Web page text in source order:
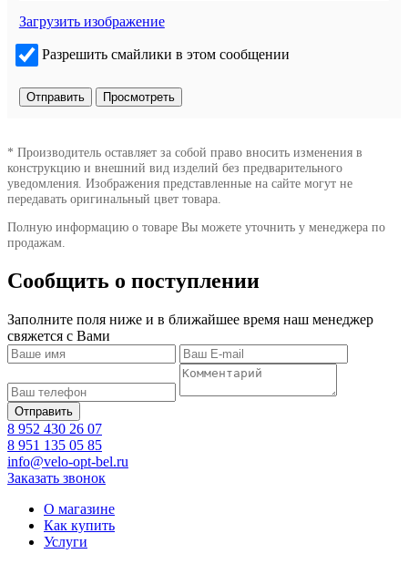
Загрузить изображение
Разрешить смайлики в этом сообщении
* Производитель оставляет за собой право вносить изменения в
конструкцию и внешний вид изделий без предварительного
уведомления. Изображения представленные на сайте могут не
передавать оригинальный цвет товара.
Полную информацию о товаре Вы можете уточнить у менеджера по
продажам.
Сообщить о поступлении
Заполните поля ниже и в ближайшее время наш менеджер
свяжется с Вами
8 952 430 26 07
8 951 135 05 85
info@velo-opt-bel.ru
Заказать звонок
О магазине
Как купить
Услуги